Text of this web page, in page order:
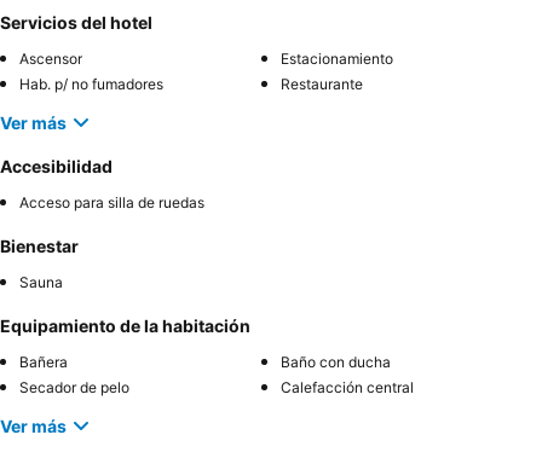
Servicios del hotel
Ascensor
Estacionamiento
Hab. p/ no fumadores
Restaurante
Ver más
Accesibilidad
Acceso para silla de ruedas
Bienestar
Sauna
Equipamiento de la habitación
Bañera
Baño con ducha
Secador de pelo
Calefacción central
Ver más